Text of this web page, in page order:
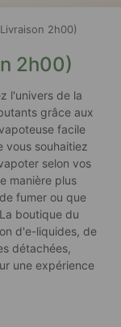
2h00)
2h00)
l'univers de la
grâce aux
facile
vous souhaitiez
selon vos
manière plus
fumer ou que
boutique du
d'e-liquides, de
détachées,
une expérience